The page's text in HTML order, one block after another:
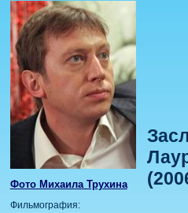
Фото Михаила Трухина
Фильмография: